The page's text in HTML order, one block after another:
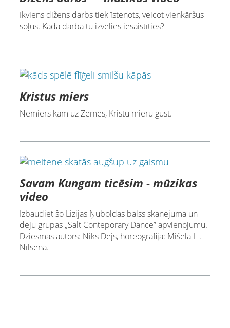
Ikviens dižens darbs tiek īstenots, veicot vienkāršus
soļus. Kādā darbā tu izvēlies iesaistīties?
Kristus miers
Nemiers kam uz Zemes, Kristū mieru gūst.
Savam Kungam ticēsim - mūzikas
video
Izbaudiet šo Lizijas Ņūboldas balss skanējuma un
deju grupas „Salt Conteporary Dance” apvienojumu.
Dziesmas autors: Niks Dejs, horeogrāfija: Mišela H.
Nīlsena.